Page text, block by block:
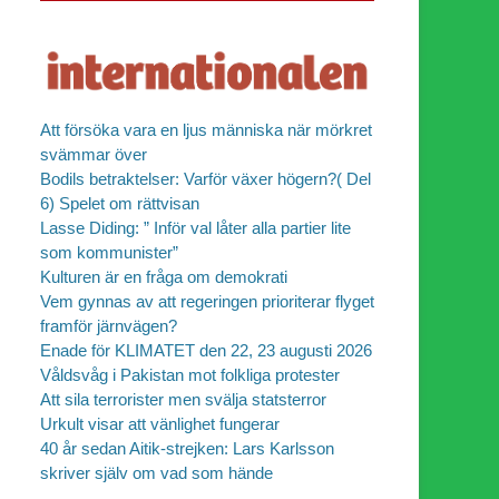
Att försöka vara en ljus människa när mörkret
svämmar över
Bodils betraktelser: Varför växer högern?( Del
6) Spelet om rättvisan
Lasse Diding: ” Inför val låter alla partier lite
som kommunister”
Kulturen är en fråga om demokrati
Vem gynnas av att regeringen prioriterar flyget
framför järnvägen?
Enade för KLIMATET den 22, 23 augusti 2026
Våldsvåg i Pakistan mot folkliga protester
Att sila terrorister men svälja statsterror
Urkult visar att vänlighet fungerar
40 år sedan Aitik-strejken: Lars Karlsson
skriver själv om vad som hände